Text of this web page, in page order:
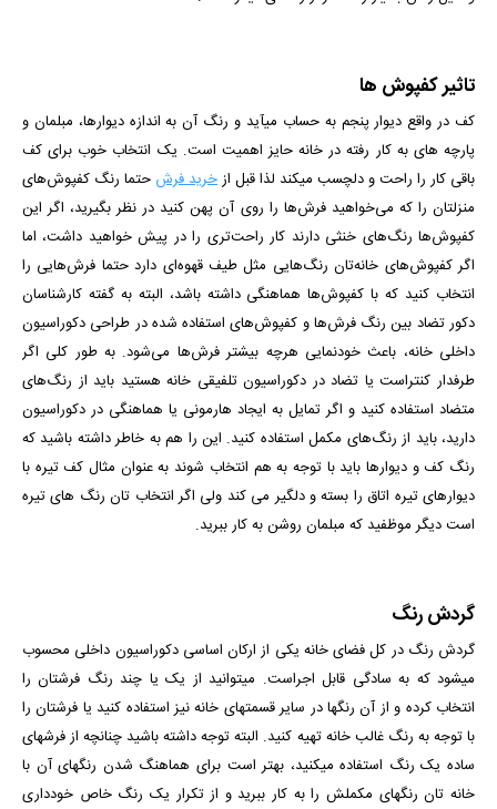
تاثیر کفپوش ها
کف در واقع دیوار پنجم به حساب می­آید و رنگ آن به اندازه دیوارها، مبلمان و
پارچه­ های به کار رفته در خانه حایز اهمیت است. یک انتخاب خوب برای کف
باقی کار را راحت و دلچسب می­کند لذا قبل ازخرید فرش حتما رنگ کفپوش‌های
منزلتان را که می‌خواهید فرش‌ها را روی آن پهن کنید در نظر بگیرید، اگر این
کفپوش‌ها رنگ‌های خنثی دارند کار راحت‌تری را در پیش خواهید داشت، اما
اگر کفپوش‌های خانه‌تان رنگ‌هایی مثل طیف قهوه‌ای دارد حتما فرش‌هایی را
انتخاب کنید که با کفپوش‌ها هماهنگی داشته باشد، البته به گفته کارشناسان
دکور تضاد بین رنگ فرش‌ها و کفپوش‌های استفاده شده در طراحی دکوراسیون
داخلی خانه، باعث خودنمایی هرچه بیشتر فرش‌ها می‌شود. به طور کلی اگر
طرفدار کنتراست یا تضاد در دکوراسیون تلفیقی خانه هستید باید از رنگ‌های
متضاد استفاده کنید و اگر تمایل به ایجاد هارمونی یا هماهنگی در دکوراسیون
دارید، باید از رنگ‌های مکمل استفاده کنید. این را هم به خاطر داشته باشید که
رنگ کف و دیوارها باید با توجه به هم انتخاب شوند به عنوان مثال کف تیره با
دیوارهای تیره اتاق را بسته و دلگیر می کند ولی اگر انتخاب تان رنگ های تیره
است دیگر موظفید که مبلمان روشن به کار ببرید.
گردش رنگ
گردش رنگ در کل فضای خانه یکی از ارکان اساسی دکوراسیون داخلی محسوب
می­شود که به سادگی قابل اجراست. می­توانید از یک یا چند رنگ فرش­تان را
انتخاب کرده و از آن رنگ­ها در سایر قسمت­های خانه نیز استفاده کنید یا فرشتان را
با توجه به رنگ غالب خانه تهیه کنید. البته توجه داشته باشید چنانچه از فرش­های
ساده یک رنگ استفاده می­کنید، بهتر است برای هماهنگ شدن رنگ­های آن با
خانه­ تان رنگ­های مکملش را به کار ببرید و از تکرار یک رنگ خاص خودداری